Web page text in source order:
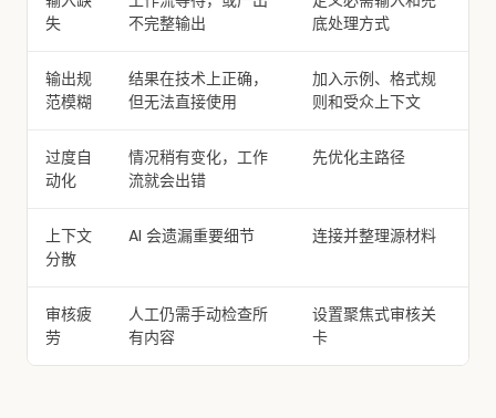
失
不完整输出
底处理方式
输出规
范模糊
结果在技术上正确，
但无法直接使用
加入示例、格式规
则和受众上下文
过度自
动化
情况稍有变化，工作
流就会出错
先优化主路径
上下文
分散
AI 会遗漏重要细节 连接并整理源材料
审核疲
劳
人工仍需手动检查所
有内容
设置聚焦式审核关
卡